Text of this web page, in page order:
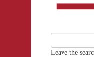
Leave the